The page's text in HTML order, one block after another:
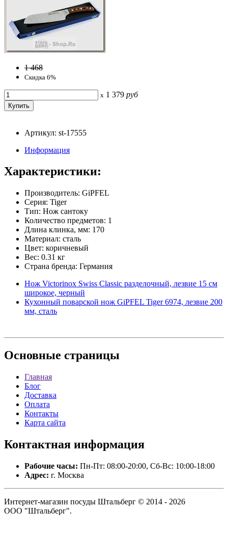
1 468
Скидка 6%
x 1 379 руб
Артикул: st-17555
Информация
Характеристики:
Производитель: GiPFEL
Серия: Tiger
Тип: Нож сантоку
Количество предметов: 1
Длина клинка, мм: 170
Материал: сталь
Цвет: коричневый
Вес: 0.31 кг
Страна бренда: Германия
Нож Victorinox Swiss Classic разделочный, лезвие 15 см
широкое, черный
Кухонный поварской нож GiPFEL Tiger 6974, лезвие 200
мм, сталь
Основные страницы
Главная
Блог
Доставка
Оплата
Контакты
Карта сайта
Контактная информация
Рабочие часы: Пн-Пт: 08:00-20:00, Сб-Вс: 10:00-18:00
Адрес: г. Москва
Интернет-магазин посуды Штальберг © 2014 - 2026
ООО "Штальберг".